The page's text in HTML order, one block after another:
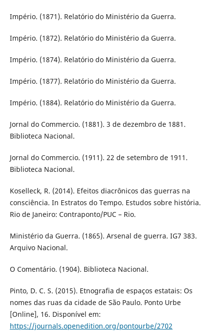
Império. (1871). Relatório do Ministério da Guerra.
Império. (1872). Relatório do Ministério da Guerra.
Império. (1874). Relatório do Ministério da Guerra.
Império. (1877). Relatório do Ministério da Guerra.
Império. (1884). Relatório do Ministério da Guerra.
Jornal do Commercio. (1881). 3 de dezembro de 1881.
Biblioteca Nacional.
Jornal do Commercio. (1911). 22 de setembro de 1911.
Biblioteca Nacional.
Koselleck, R. (2014). Efeitos diacrônicos das guerras na
consciência. In Estratos do Tempo. Estudos sobre história.
Rio de Janeiro: Contraponto/PUC – Rio.
Ministério da Guerra. (1865). Arsenal de guerra. IG7 383.
Arquivo Nacional.
O Comentário. (1904). Biblioteca Nacional.
Pinto, D. C. S. (2015). Etnografia de espaços estatais: Os
nomes das ruas da cidade de São Paulo. Ponto Urbe
[Online], 16. Disponível em:
https://journals.openedition.org/pontourbe/2702